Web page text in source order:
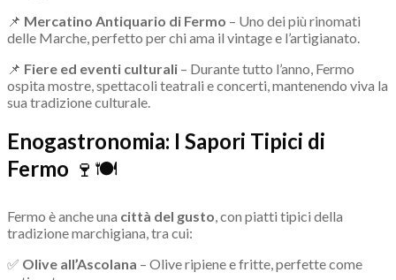
📌 Mercatino Antiquario di Fermo – Uno dei più rinomati
delle Marche, perfetto per chi ama il vintage e l’artigianato.
📌 Fiere ed eventi culturali – Durante tutto l’anno, Fermo
ospita mostre, spettacoli teatrali e concerti, mantenendo viva la
sua tradizione culturale.
Enogastronomia: I Sapori Tipici di
Fermo 🍷🍽
Fermo è anche una città del gusto, con piatti tipici della
tradizione marchigiana, tra cui:
✅ Olive all’Ascolana – Olive ripiene e fritte, perfette come